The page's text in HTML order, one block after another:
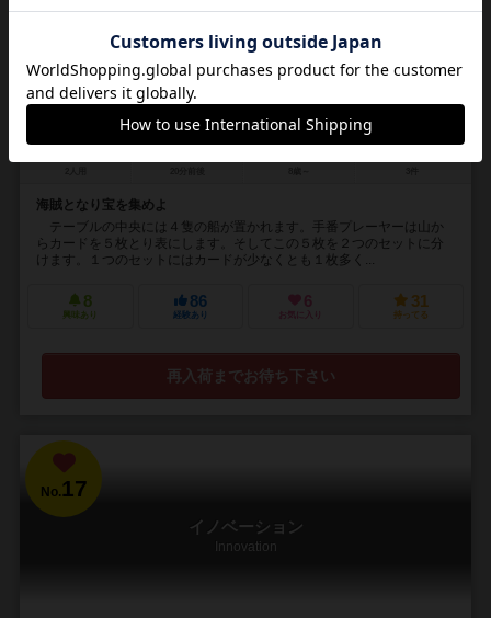
ジョリーとロジャー
Jolly & Roger
海賊となり宝を集めよ
テーブルの中央には４隻の船が置かれます。手番プレーヤーは山か
らカードを５枚とり表にします。そしてこの５枚を２つのセットに分
けます。１つのセットにはカードが少なくとも１枚多く...
8
興味あり
86
経験あり
6
お気に入り
31
持ってる
再入荷までお待ち下さい
No.17
イノベーション
Innovation